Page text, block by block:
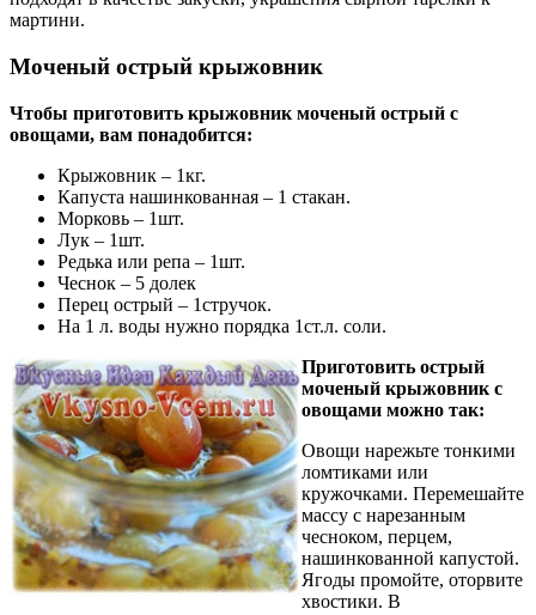
мартини.
Моченый острый крыжовник
Чтобы приготовить крыжовник моченый острый с
овощами, вам понадобится:
Крыжовник – 1кг.
Капуста нашинкованная – 1 стакан.
Морковь – 1шт.
Лук – 1шт.
Редька или репа – 1шт.
Чеснок – 5 долек
Перец острый – 1стручок.
На 1 л. воды нужно порядка 1ст.л. соли.
Приготовить острый
моченый крыжовник с
овощами можно так:
Овощи нарежьте тонкими
ломтиками или
кружочками. Перемешайте
массу с нарезанным
чесноком, перцем,
нашинкованной капустой.
Ягоды промойте, оторвите
хвостики. В